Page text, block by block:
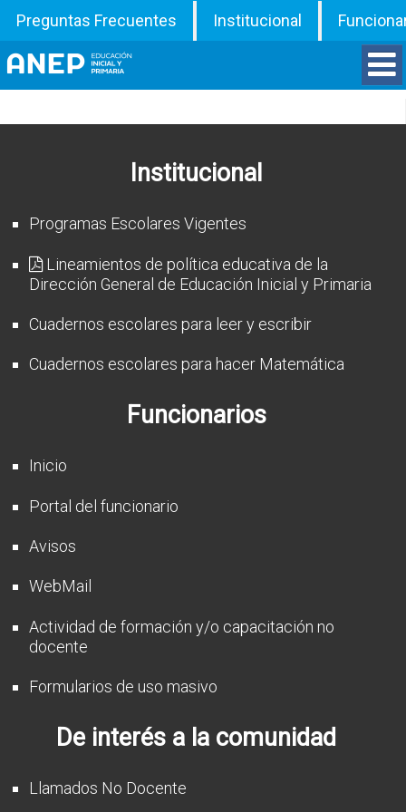
Preguntas Frecuentes Institucional
Inspecciones
Programas
Documentos
Noticias
Institucional
Programas Escolares Vigentes
Lineamientos de política educativa de la
Dirección General de Educación Inicial y Primaria
Cuadernos escolares para leer y escribir
Cuadernos escolares para hacer Matemática
Funcionarios
Inicio
Portal del funcionario
Avisos
WebMail
Actividad de formación y/o capacitación no
docente
Formularios de uso masivo
De interés a la comunidad
Llamados No Docente